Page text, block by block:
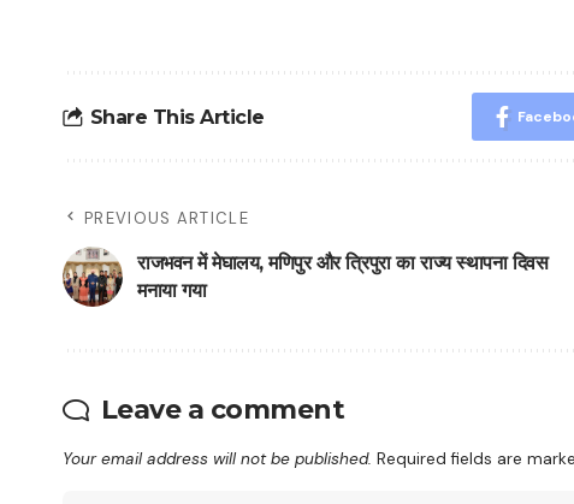
Share This Article
PREVIOUS ARTICLE
राजभवन में मेघालय, मणिपुर और त्रिपुरा का राज्य स्थापना दिवस
मनाया गया
Leave a comment
Your email address will not be published. Required fields are